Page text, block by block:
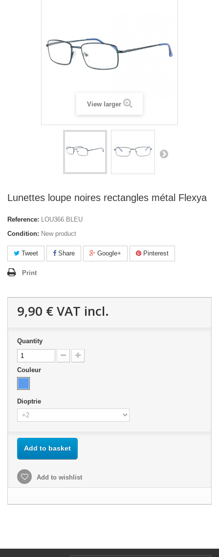
View larger
Lunettes loupe noires rectangles métal Flexya
Reference: LOU366 BLEU
Condition: New product
Tweet Share Google+ Pinterest
Print
9,90 €VAT incl.
Quantity
Couleur
Dioptrie
Add to basket
Add to wishlist